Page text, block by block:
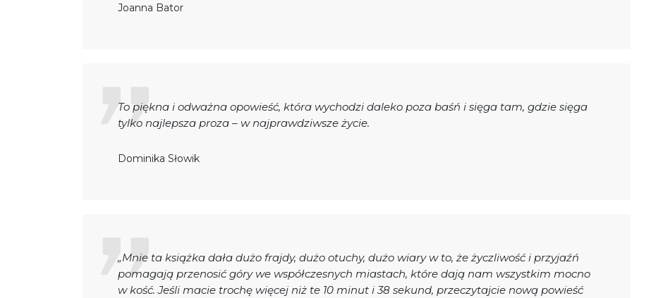
Joanna Bator
To piękna i odważna opowieść, która wychodzi daleko poza baśń i sięga tam, gdzie sięga
tylko najlepsza proza – w najprawdziwsze życie.
Dominika Słowik
„Mnie ta książka dała dużo frajdy, dużo otuchy, dużo wiary w to, że życzliwość i przyjaźń
pomagają przenosić góry we współczesnych miastach, które dają nam wszystkim mocno
w kość. Jeśli macie trochę więcej niż te 10 minut i 38 sekund, przeczytajcie nową powieść